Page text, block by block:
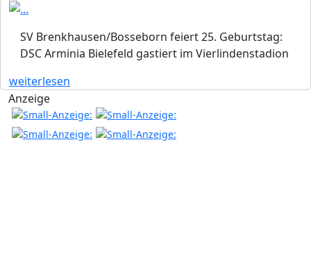
SV Brenkhausen/Bosseborn feiert 25. Geburtstag:
DSC Arminia Bielefeld gastiert im Vierlindenstadion
weiterlesen
Anzeige